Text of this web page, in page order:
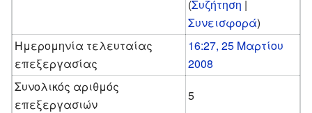
(Συζήτηση |
Συνεισφορά)
Ημερομηνία τελευταίας
επεξεργασίας
16:27, 25 Μαρτίου
2008
Συνολικός αριθμός
επεξεργασιών
5